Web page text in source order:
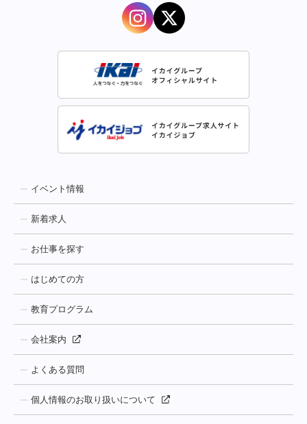
イベント情報
新着求人
お仕事を探す
はじめての方
教育プログラム
会社案内
よくある質問
個人情報のお取り扱いについて